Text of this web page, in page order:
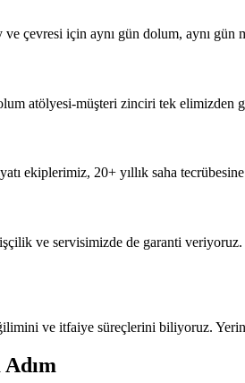
çevresi için aynı gün dolum, aynı gün
atölyesi-müşteri zinciri tek
ekiplerimiz, 20+ yıllık saha
ve servisimizde de garanti veriyoruz.
ve itfaiye süreçlerini biliyoruz.